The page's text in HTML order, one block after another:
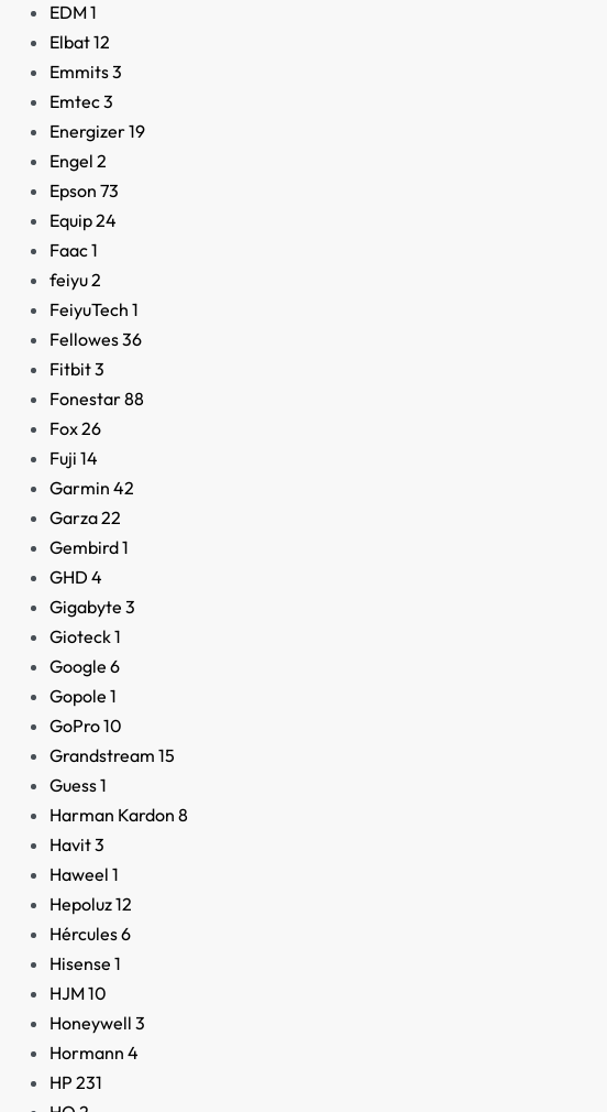
EDM1
Elbat12
Emmits3
Emtec3
Energizer19
Engel 2
Epson 73
Equip24
Faac1
feiyu2
FeiyuTech 1
Fellowes36
Fitbit3
Fonestar88
Fox26
Fuji 14
Garmin 42
Garza22
Gembird1
GHD 4
Gigabyte 3
Gioteck1
Google 6
Gopole 1
GoPro10
Grandstream 15
Guess1
Harman Kardon 8
Havit3
Haweel 1
Hepoluz12
Hércules6
Hisense 1
HJM10
Honeywell 3
Hormann 4
HP 231